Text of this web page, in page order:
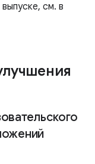
см. в